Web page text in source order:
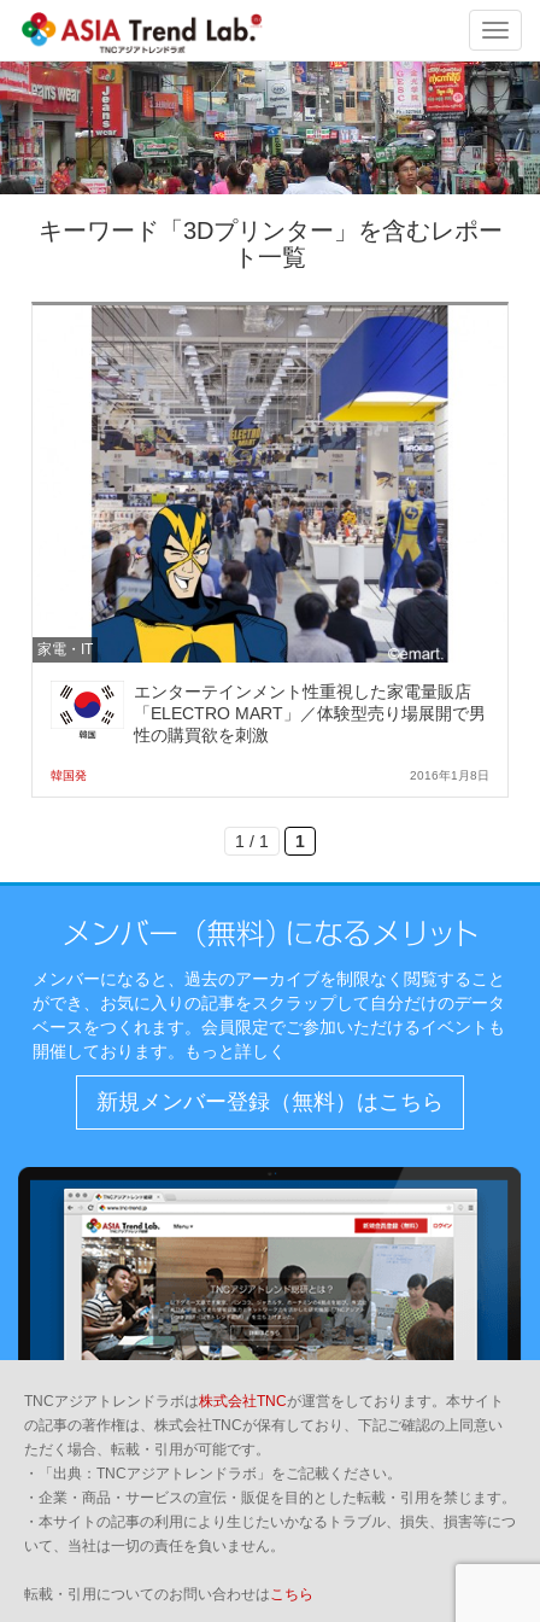
キーワード「3Dプリンター」を含むレポー
ト一覧
家電・IT
エンターテインメント性重視した家電量販店
「ELECTRO MART」／体験型売り場展開で男
性の購買欲を刺激
韓国発 2016年1月8日
1 / 1 1
メンバーになると、過去のアーカイブを制限なく閲覧すること
ができ、お気に入りの記事をスクラップして自分だけのデータ
ベースをつくれます。会員限定でご参加いただけるイベントも
開催しております。
もっと詳しく
新規メンバー登録（無料）はこちら
TNCアジアトレンドラボは株式会社TNCが運営をしております。本サイト
の記事の著作権は、株式会社TNCが保有しており、下記ご確認の上同意い
ただく場合、転載・引用が可能です。
・「出典：TNCアジアトレンドラボ」をご記載ください。
・企業・商品・サービスの宣伝・販促を目的とした転載・引用を禁じます。
・本サイトの記事の利用により生じたいかなるトラブル、損失、損害等につ
いて、当社は一切の責任を負いません。
転載・引用についてのお問い合わせはこちら